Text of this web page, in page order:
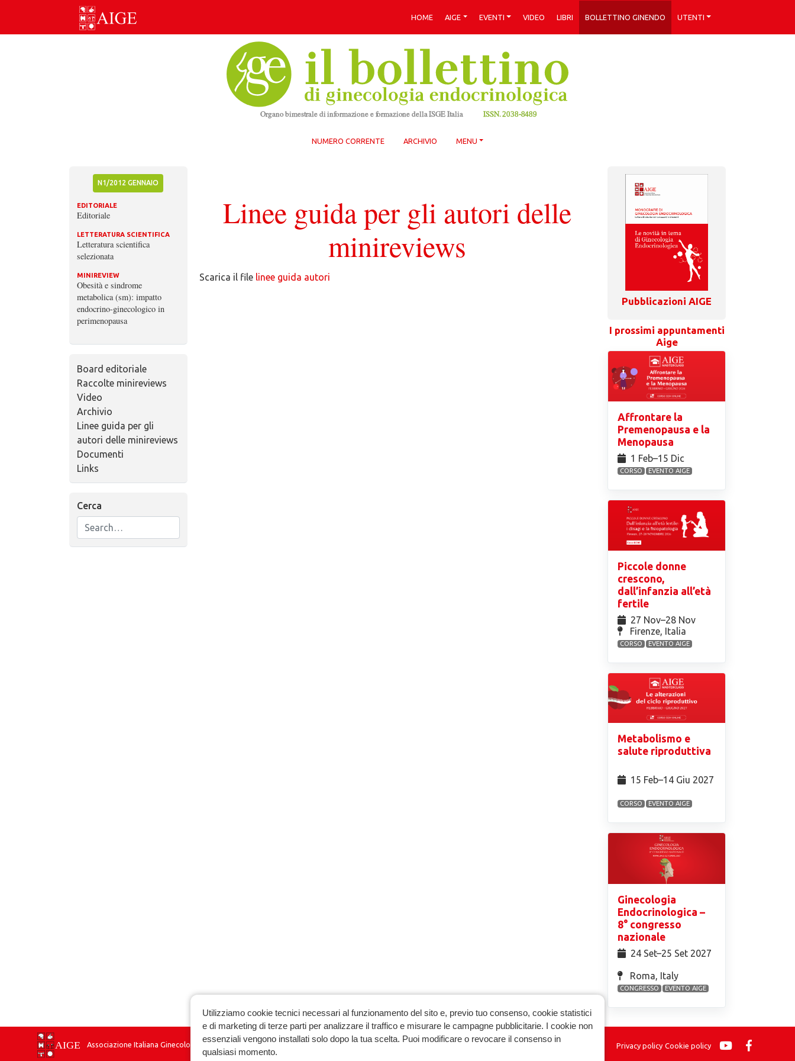
Skip
HOME AIGE EVENTI VIDEO LIBRI BOLLETTINO GINENDO UTENTI
NUMERO CORRENTE ARCHIVIO MENU
N1/2012 GENNAIO
EDITORIALE
Editoriale
LETTERATURA SCIENTIFICA
Letteratura scientifica
selezionata
MINIREVIEW
Obesità e sindrome
metabolica (sm): impatto
endocrino-ginecologico in
perimenopausa
Board editoriale
Raccolte minireviews
Video
Archivio
Linee guida per gli
autori delle minireviews
Documenti
Links
Cerca
Linee guida per gli autori delle
minireviews
Scarica il file linee guida autori
Pubblicazioni AIGE
I prossimi appuntamenti
Aige
Affrontare la
Premenopausa e la
Menopausa
1 Feb⁠–15 Dic
CORSO EVENTO AIGE
Piccole donne
crescono,
dall’infanzia all’età
fertile
27 Nov⁠–28 Nov
Firenze, Italia
CORSO EVENTO AIGE
Metabolismo e
salute riproduttiva
15 Feb⁠–14 Giu 2027
CORSO EVENTO AIGE
Ginecologia
Endocrinologica –
8° congresso
nazionale
24 Set⁠–25 Set 2027
Roma, Italy
CONGRESSO EVENTO AIGE
Associazione Italiana Ginecologia Endocrinologica Privacy policy Cookie policy
Utilizziamo cookie tecnici necessari al funzionamento del sito e, previo tuo consenso, cookie statistici
e di marketing di terze parti per analizzare il traffico e misurare le campagne pubblicitarie. I cookie non
essenziali vengono installati solo dopo la tua scelta. Puoi modificare o revocare il consenso in
qualsiasi momento.